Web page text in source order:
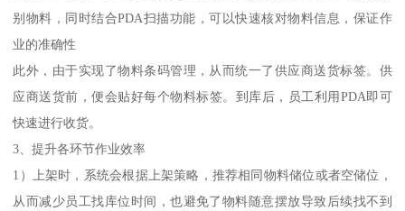
别物料，同时结合PDA扫描功能，可以快速核对物料信息，保证作
业的准确性
此外，由于实现了物料条码管理，从而统一了供应商送货标签。供
应商送货前，便会贴好每个物料标签。到库后，员工利用PDA即可
快速进行收货。
3、提升各环节作业效率
1）上架时，系统会根据上架策略，推荐相同物料储位或者空储位，
从而减少员工找库位时间，也避免了物料随意摆放导致后续找不到